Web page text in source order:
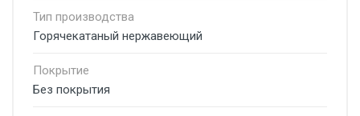
Тип производства
Горячекатаный нержавеющий
Покрытие
Без покрытия